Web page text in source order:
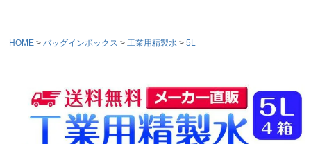
HOME バッグインボックス 工業用精製水 5L